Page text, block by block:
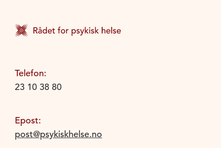
Telefon:
23 10 38 80
Epost:
post@psykiskhelse.no